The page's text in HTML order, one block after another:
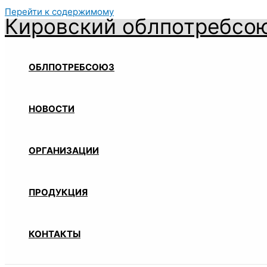
Перейти к содержимому
Кировский
ОБЛПОТРЕБСОЮЗ
НОВОСТИ
ОРГАНИЗАЦИИ
ПРОДУКЦИЯ
КОНТАКТЫ